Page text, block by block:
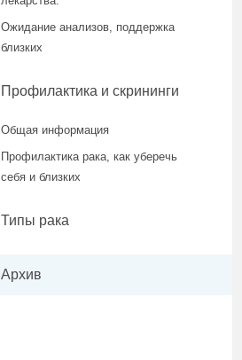
Ожидание анализов, поддержка
близких
Профилактика и скрининги
Общая информация
Профилактика рака, как уберечь
себя и близких
Типы рака
Архив